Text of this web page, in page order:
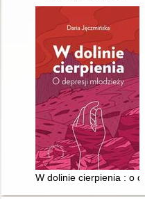
W dolinie cierpienia : o